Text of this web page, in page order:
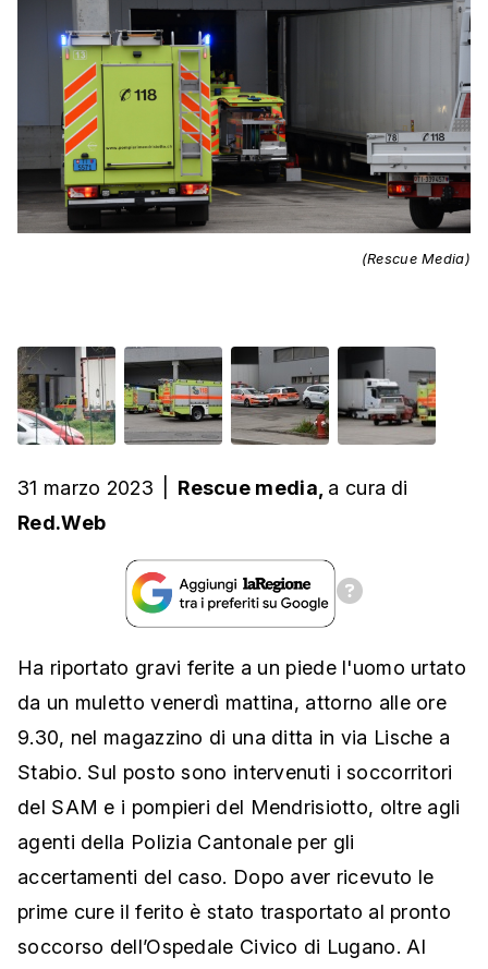
(Rescue Media)
31 marzo 2023 Rescue media, a cura di
Red.Web
Ha riportato gravi ferite a un piede l'uomo urtato
da un muletto venerdì mattina, attorno alle ore
9.30, nel magazzino di una ditta in via Lische a
Stabio. Sul posto sono intervenuti i soccorritori
del SAM e i pompieri del Mendrisiotto, oltre agli
agenti della Polizia Cantonale per gli
accertamenti del caso. Dopo aver ricevuto le
prime cure il ferito è stato trasportato al pronto
soccorso dell’Ospedale Civico di Lugano. Al